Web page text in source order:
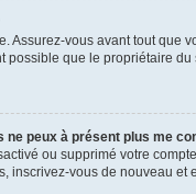
Assurez-vous avant tout que
possible que le propriétaire
ne peux à présent plus me
ou supprimé votre
inscrivez-vous de nouveau